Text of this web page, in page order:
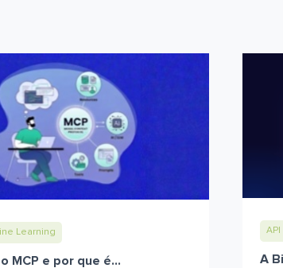
Learning
MCP e por que é...
API
A